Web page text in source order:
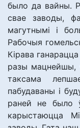
было да вайны.
свае заводы,
магутнымі і
Рабочыя
Кірава
разы мацнейшы,
таксама
пабудаваны і
раней не было
карыстаюцца